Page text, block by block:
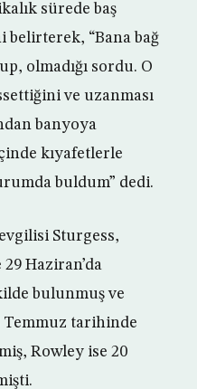
sürede baş
belirterek, “Bana bağ
olmadığı sordu. O
ve uzanması
banyoya
kıyafetlerle
buldum” dedi.
Sturgess,
Haziran’da
bulunmuş ve
Temmuz tarihinde
Rowley ise 20